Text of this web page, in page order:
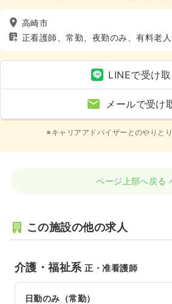
高崎市
正看護師、常勤、夜勤のみ、有料老
LINEで受け取
メールで受け
※キャリアアドバイザーとのやりと
ページ上部へ戻る
この施設の他の求人
介護・福祉系正・准看護師
日勤のみ（常勤）